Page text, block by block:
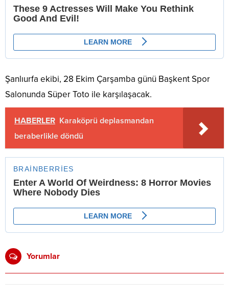
Şanlıurfa ekibi, 28 Ekim Çarşamba günü Başkent Spor
Salonunda Süper Toto ile karşılaşacak.
HABERLER Karaköprü deplasmandan
beraberlikle döndü
Yorumlar